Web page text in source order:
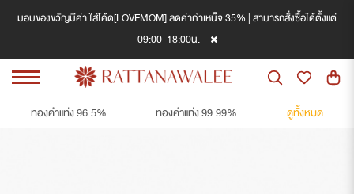
มอบของขวัญมีค่า ใส่โค้ด[LOVEMOM] ลดค่ากำเหน็จ 35% | สามารถสั่งซื้อได้ตั้งแต่
09:00-18:00น.
ทองคำแท่ง 96.5% ทองคำแท่ง 99.99% ดูทั้งหมด